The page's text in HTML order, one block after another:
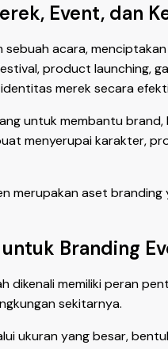
Event, dan
acara,
product launching,
merek secara
untuk membantu
menyerupai karakter,
merupakan aset
Branding
dikenali memiliki peran
sekitarnya.
ukuran yang besar,